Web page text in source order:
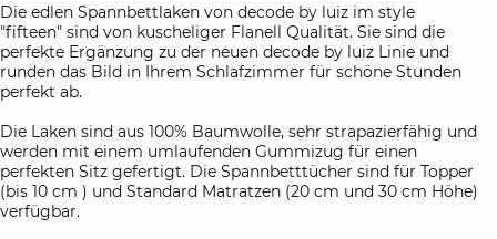
Die edlen Spannbettlaken von decode by luiz im style
"fifteen" sind von kuscheliger Flanell Qualität. Sie sind die
perfekte Ergänzung zu der neuen decode by luiz Linie und
runden das Bild in Ihrem Schlafzimmer für schöne Stunden
perfekt ab.
Die Laken sind aus 100% Baumwolle, sehr strapazierfähig und
werden mit einem umlaufenden Gummizug für einen
perfekten Sitz gefertigt. Die Spannbetttücher sind für Topper
(bis 10 cm ) und Standard Matratzen (20 cm und 30 cm Höhe)
verfügbar.